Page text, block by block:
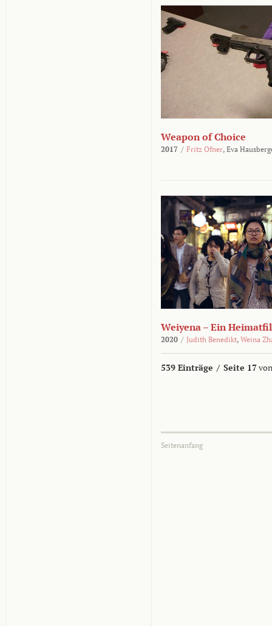
Weapon of Choice
2017 / Fritz Ofner, Eva
Weiyena – Ein
2020 / Judith Benedikt, Weina
539 Einträge / Seite 17
Seitenanfang